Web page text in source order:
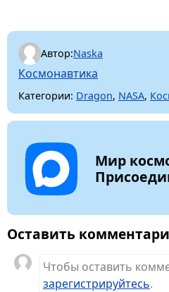
Автор:Naska
Космонавтика
Категории: Dragon, NASA,
Мир
Оставить
Чтобы оставить
зарегистрируйтесь.